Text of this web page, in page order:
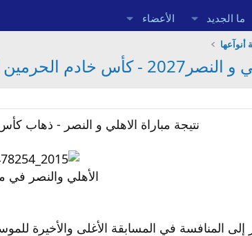
ما الجديد الأعضاء
أنوآعها
للأندية الأبطال
نتيجة مباراة الاهلي و النصر - ذهاب
الأهلي والنصر في